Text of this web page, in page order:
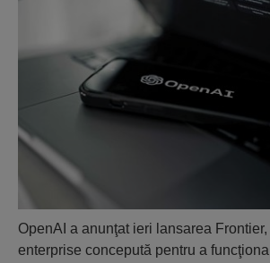
OpenAI a anunţat ieri lansarea
enterprise concepută pentru a